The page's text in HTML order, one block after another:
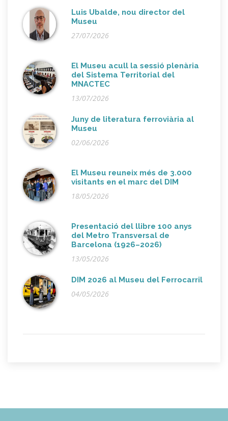
Luis Ubalde, nou director del
Museu
27/07/2026
El Museu acull la sessió plenària
del Sistema Territorial del
MNACTEC
13/07/2026
Juny de literatura ferroviària al
Museu
02/06/2026
El Museu reuneix més de 3.000
visitants en el marc del DIM
18/05/2026
Presentació del llibre 100 anys
del Metro Transversal de
Barcelona (1926–2026)
13/05/2026
DIM 2026 al Museu del Ferrocarril
04/05/2026